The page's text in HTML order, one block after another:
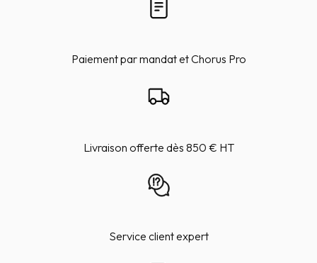
Paiement par mandat et Chorus Pro
Livraison offerte dès 850 € HT
Service client expert